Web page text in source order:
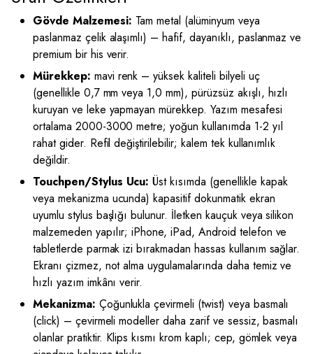
Gövde Malzemesi: Tam metal (alüminyum veya
paslanmaz çelik alaşımlı) – hafif, dayanıklı, paslanmaz ve
premium bir his verir.
Mürekkep: mavi renk – yüksek kaliteli bilyeli uç
(genellikle 0,7 mm veya 1,0 mm), pürüzsüz akışlı, hızlı
kuruyan ve leke yapmayan mürekkep. Yazım mesafesi
ortalama 2000-3000 metre; yoğun kullanımda 1-2 yıl
rahat gider. Refil değiştirilebilir; kalem tek kullanımlık
değildir.
Touchpen/Stylus Ucu: Üst kısımda (genellikle kapak
veya mekanizma ucunda) kapasitif dokunmatik ekran
uyumlu stylus başlığı bulunur. İletken kauçuk veya silikon
malzemeden yapılır; iPhone, iPad, Android telefon ve
tabletlerde parmak izi bırakmadan hassas kullanım sağlar.
Ekranı çizmez, not alma uygulamalarında daha temiz ve
hızlı yazım imkânı verir.
Mekanizma: Çoğunlukla çevirmeli (twist) veya basmalı
(click) – çevirmeli modeller daha zarif ve sessiz, basmalı
olanlar pratiktir. Klips kısmı krom kaplı; cep, gömlek veya